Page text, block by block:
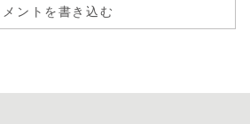
メントを書き込む